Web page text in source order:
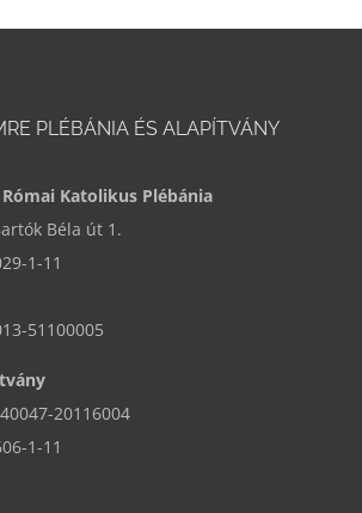
PLÉBÁNIA ÉS ALAPÍTVÁNY
Katolikus Plébánia
Béla út 1.
1-11
51100005
20116004
1-11